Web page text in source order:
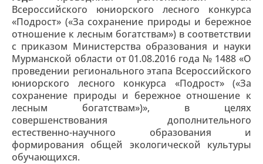
Всероссийского юниорского лесного конкурса
«Подрост» («За сохранение природы и бережное
отношение к лесным богатствам») в соответствии
с приказом Министерства образования и науки
Мурманской области от 01.08.2016 года № 1488 «О
проведении регионального этапа Всероссийского
юниорского лесного конкурса «Подрост» («За
сохранение природы и бережное отношение к
лесным богатствам»)», в целях
совершенствования дополнительного
естественно-научного образования и
формирования общей экологической культуры
обучающихся.